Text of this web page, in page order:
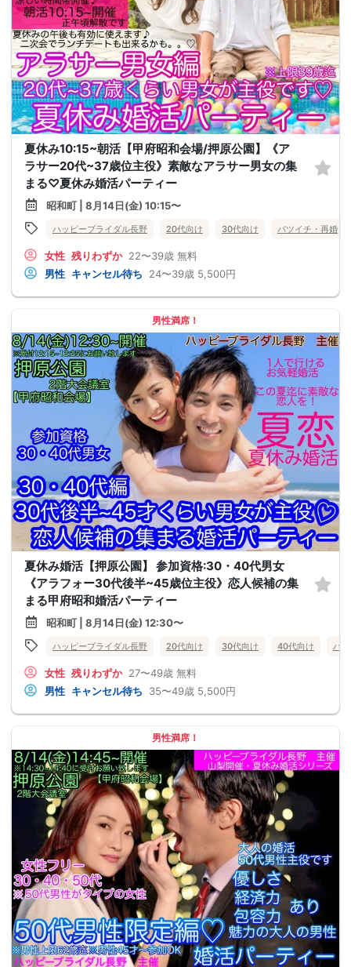
夏休み10:15~朝活【甲府昭和会場/押原公園】《ア
ラサー20代~37歳位主役》素敵なアラサー男女の集
まる♡夏休み婚活パーティー
昭和町 | 8月14日(金) 10:15〜
ハッピーブライダル長野 20代向け 30代向け バツイチ・再婚
女性 残りわずか 22〜39歳 無料
男性 キャンセル待ち 24〜39歳 5,500円
男性満席！
夏休み婚活【押原公園】 参加資格:30・40代男女
《アラフォー30代後半~45歳位主役》恋人候補の集
まる甲府昭和婚活パーティー
昭和町 | 8月14日(金) 12:30〜
ハッピーブライダル長野 20代向け 30代向け 40代向け バ
女性 残りわずか 27〜49歳 無料
男性 キャンセル待ち 35〜49歳 5,500円
男性満席！